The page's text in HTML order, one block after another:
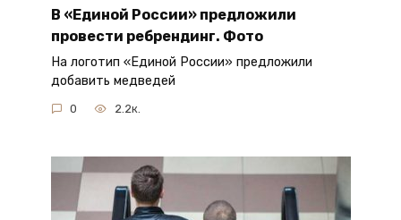
В «Единой России» предложили
провести ребрендинг. Фото
На логотип «Единой России» предложили
добавить медведей
0 2.2к.